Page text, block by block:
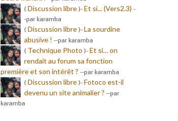
( Discussion libre)- Et si... (Vers2.3) -
-par karamba
( Discussion libre)- La sourdine
abusive ! --par karamba
( Technique Photo )- Et si… on
rendait au forum sa fonction
première et son intérêt ? --par karamba
( Discussion libre)- Fotoco est-il
devenu un site animalier ? --par
karamba